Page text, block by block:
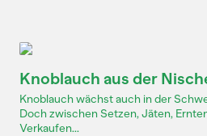
Knoblauch aus der
Knoblauch wächst auch in der
Doch zwischen Setzen, Jäten,
Verkaufen...